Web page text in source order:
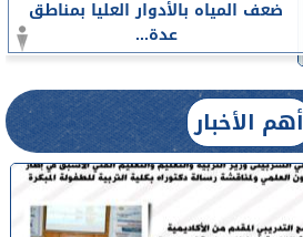
ضعف المياه بالأدوار العليا بمناطق
عدة...
أهم الأخبار